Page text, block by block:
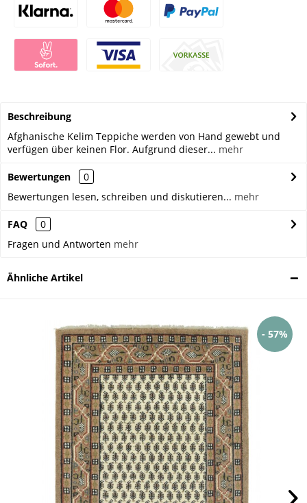
Beschreibung
Afghanische Kelim Teppiche werden von Hand gewebt und
verfügen über keinen Flor. Aufgrund dieser... mehr
Bewertungen
0
Bewertungen lesen, schreiben und diskutieren... mehr
FAQ
0
Fragen und Antworten mehr
Ähnliche Artikel
- 57%